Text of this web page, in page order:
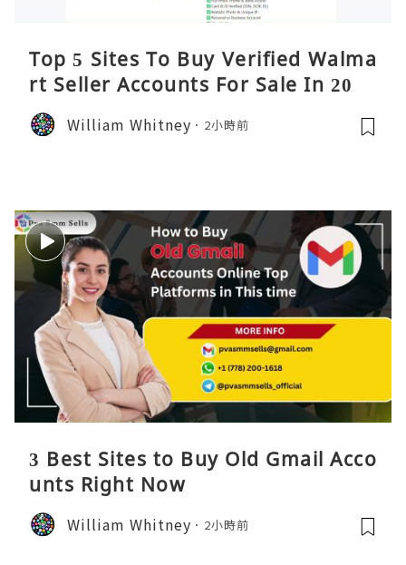
Top 5 Sites To Buy Verified Walma
rt Seller Accounts For Sale In 2026
William Whitney 2小時前
3 Best Sites to Buy Old Gmail Acco
unts Right Now
William Whitney 2小時前